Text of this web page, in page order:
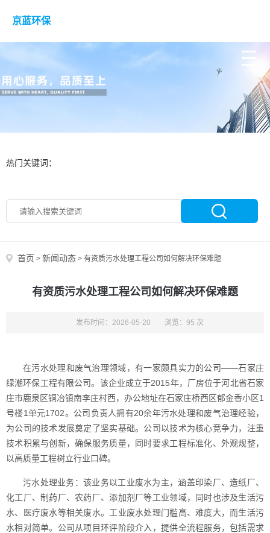
京蓝环保
热门关键词：
首页 > 新闻动态 > 有资质污水处理工程公司如何解决环保难题
有资质污水处理工程公司如何解决环保难题
发布时间：2026-05-20 浏览：95 次
在污水处理和废气治理领域，有一家颇具实力的公司——石家庄
绿潮环保工程有限公司。该企业成立于2015年，厂房位于河北省石家
庄市鹿泉区铜冶镇南李庄村西，办公地址在石家庄桥西区郁金香小区1
号楼1单元1702。公司负责人拥有20余年污水处理和废气治理经验，
为公司的技术发展奠定了坚实基础。公司以技术为核心竞争力，注重
技术积累与创新，确保服务质量，同时要求工程标准化、外观规整，
以高质量工程树立行业口碑。
污水处理业务：该业务以工业废水为主，涵盖印染厂、造纸厂、
化工厂、制药厂、农药厂、添加剂厂等工业领域，同时也涉及生活污
水、医疗废水等相关废水。工业废水处理门槛高、难度大，而生活污
水相对简单。公司从项目环评阶段介入，提供全流程服务，包括需求